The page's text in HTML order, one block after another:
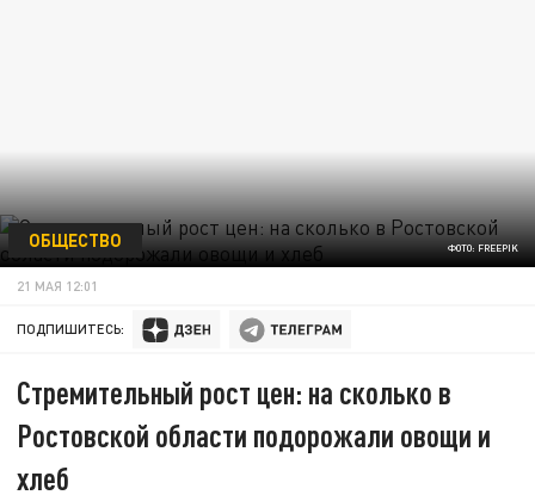
ФОТО: FREEPIK
ОБЩЕСТВО
21 МАЯ 12:01
ПОДПИШИТЕСЬ:
Стремительный рост цен: на сколько в
Ростовской области подорожали овощи и
хлеб